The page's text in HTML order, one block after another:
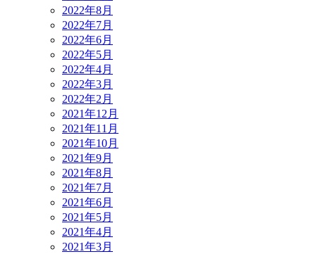
2022年8月
2022年7月
2022年6月
2022年5月
2022年4月
2022年3月
2022年2月
2021年12月
2021年11月
2021年10月
2021年9月
2021年8月
2021年7月
2021年6月
2021年5月
2021年4月
2021年3月